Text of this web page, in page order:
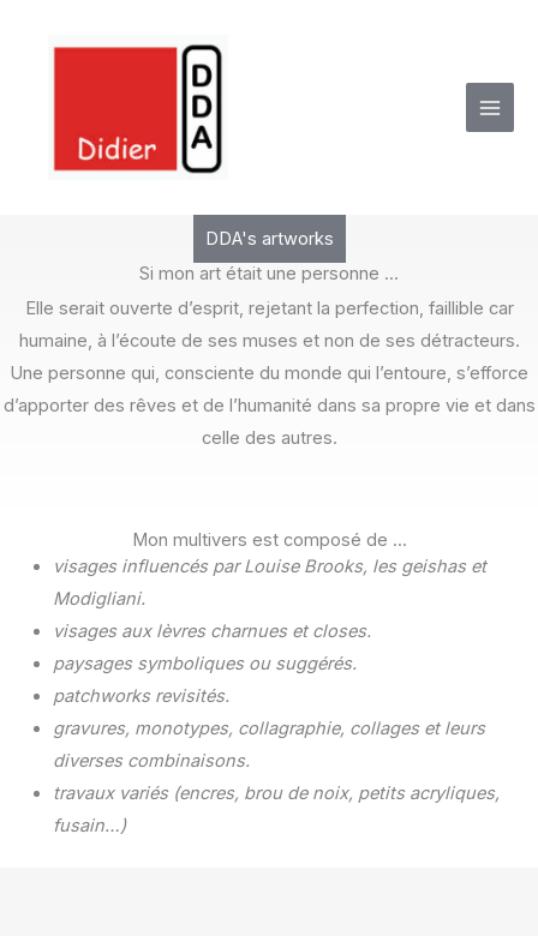
DDA's artworks
Si mon art était une personne ...
Elle serait ouverte d’esprit, rejetant la perfection, faillible car
humaine, à l’écoute de ses muses et non de ses détracteurs.
Une personne qui, consciente du monde qui l’entoure, s’efforce
d’apporter des rêves et de l’humanité dans sa propre vie et dans
celle des autres.
Mon multivers est composé de ...
visages influencés par Louise Brooks, les geishas et
Modigliani.
visages aux lèvres charnues et closes.
paysages symboliques ou suggérés.
patchworks revisités.
gravures, monotypes, collagraphie, collages et leurs
diverses combinaisons.
travaux variés (encres, brou de noix, petits acryliques,
fusain…)